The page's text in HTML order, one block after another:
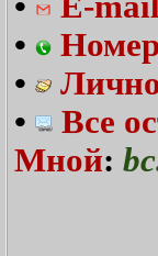
•
•
•
Все
Мной: